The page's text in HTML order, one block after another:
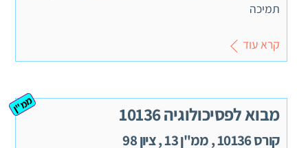
תמיכה
קרא עוד
מבוא לפסיכולוגיה 10136
קורס 10136 , ממ"ן 13 , ציון 98
ממ"ן